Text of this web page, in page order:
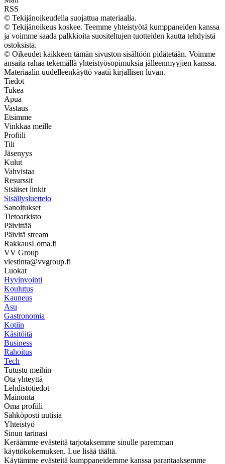
RSS
© Tekijänoikeudella suojattua materiaalia.
© Tekijänoikeus koskee. Teemme yhteistyötä kumppaneiden kanssa
ja voimme saada palkkioita suositeltujen tuotteiden kautta tehdyistä
ostoksista.
© Oikeudet kaikkeen tämän sivuston sisältöön pidätetään. Voimme
ansaita rahaa tekemällä yhteistyösopimuksia jälleenmyyjien kanssa.
Materiaalin uudelleenkäyttö vaatii kirjallisen luvan.
Tiedot
Tukea
Apua
Vastaus
Etsimme
Vinkkaa meille
Profiili
Tili
Jäsenyys
Kulut
Vahvistaa
Resurssit
Sisäiset linkit
Sisällysluettelo
Sanoitukset
Tietoarkisto
Päivittää
Päivitä stream
RakkausLoma.fi
VV Group
viestinta@vvgroup.fi
Luokat
Hyvinvointi
Koulutus
Kauneus
Asu
Gastronomia
Kotiin
Käsitöitä
Business
Rahoitus
Tech
Tutustu meihin
Ota yhteyttä
Lehdistötiedot
Mainonta
Oma profiili
Sähköposti uutisia
Yhteistyö
Sinun tarinasi
Keräämme evästeitä tarjotaksemme sinulle paremman
käyttökokemuksen. Lue lisää täältä.
Käytämme evästeitä kumppaneidemme kanssa parantaaksemme